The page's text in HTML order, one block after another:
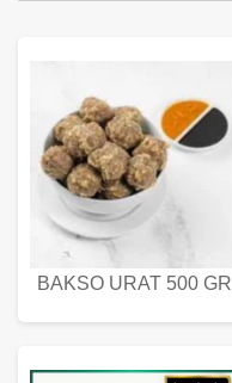
BAKSO URAT 500 GR